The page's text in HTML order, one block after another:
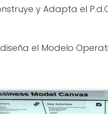
y Adapta el
el Modelo